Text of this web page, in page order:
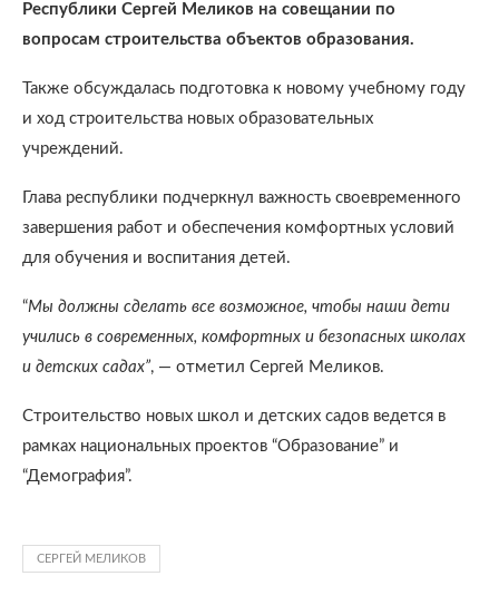
Республики Сергей Меликов на совещании по
вопросам строительства объектов образования.
Также обсуждалась подготовка к новому учебному году
и ход строительства новых образовательных
учреждений.
Глава республики подчеркнул важность своевременного
завершения работ и обеспечения комфортных условий
для обучения и воспитания детей.
“Мы должны сделать все возможное, чтобы наши дети
учились в современных, комфортных и безопасных школах
и детских садах”, — отметил Сергей Меликов.
Строительство новых школ и детских садов ведется в
рамках национальных проектов “Образование” и
“Демография”.
СЕРГЕЙ МЕЛИКОВ